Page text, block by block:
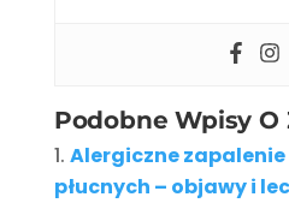
Podobne Wpisy O
Alergiczne
płucnych – objawy i